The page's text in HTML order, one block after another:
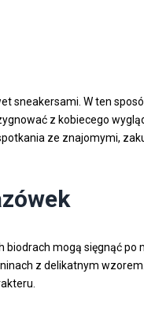
W ten
z kobiecego
ze znajomymi,
mogą sięgnąć
z delikatnym